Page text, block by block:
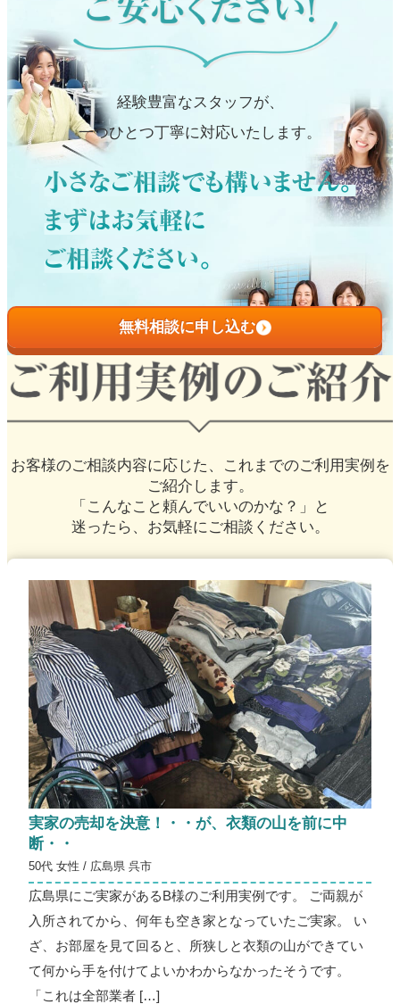
経験豊富なスタッフが、
一つひとつ丁寧に対応いたします。
無料相談に申し込む
お客様のご相談内容に応じた、
これまでのご利用実例を
ご紹介します。
「こんなこと頼んでいいのかな？」と
迷ったら、お気軽にご相談ください。
実家の売却を決意！・・が、衣類の山を前に中
断・・
50代 女性 / 広島県 呉市
広島県にご実家があるB様のご利用実例です。 ご両親が
入所されてから、何年も空き家となっていたご実家。 い
ざ、お部屋を見て回ると、所狭しと衣類の山ができてい
て何から手を付けてよいかわからなかったそうです。
「これは全部業者 […]